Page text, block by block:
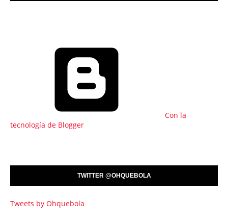
Con la
tecnología de Blogger
TWITTER @OHQUEBOLA
Tweets by Ohquebola